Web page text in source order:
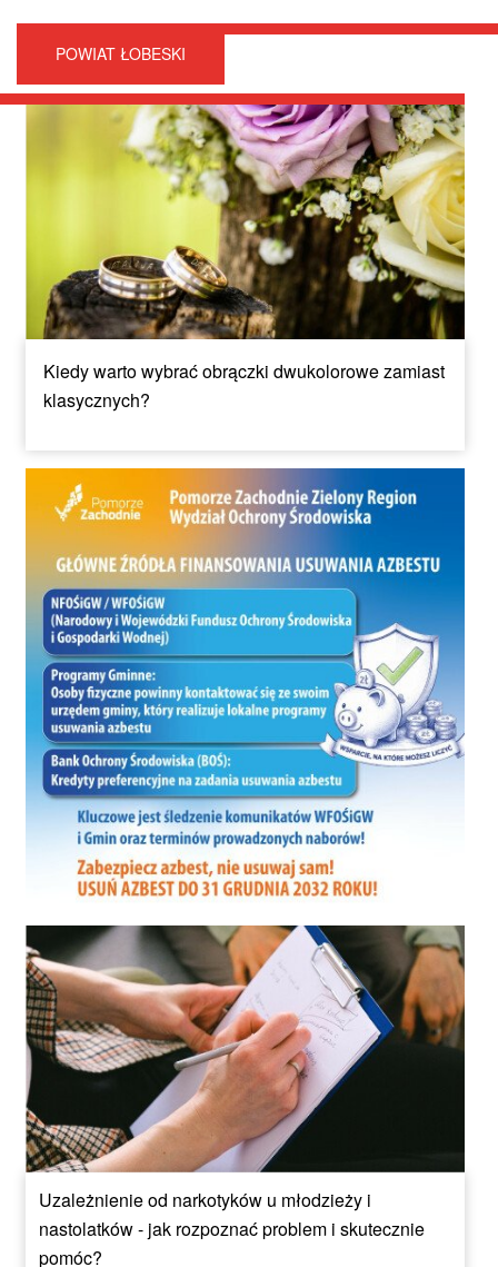
POWIAT ŁOBESKI
Kiedy warto wybrać obrączki dwukolorowe zamiast
klasycznych?
Uzależnienie od narkotyków u młodzieży i
nastolatków - jak rozpoznać problem i skutecznie
pomóc?